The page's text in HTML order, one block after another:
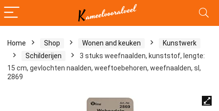
Home Shop Wonen and keuken
Kunstwerk
Schilderijen
3 stuks weefnaalden, kunststof, lengte:
15 cm, gevlochten naalden, weeftoebehoren, weefnaalden, sl,
2869